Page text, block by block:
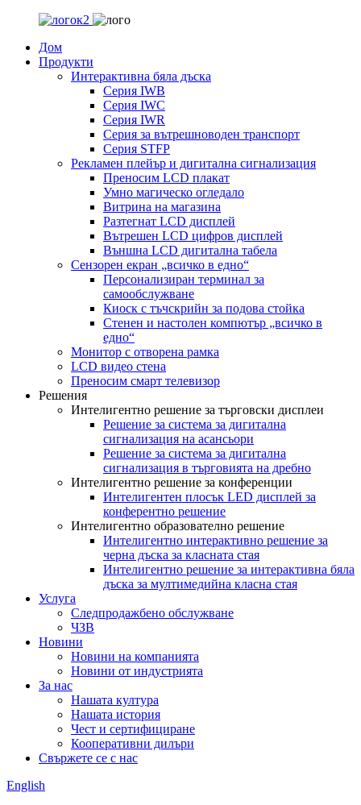
Дом
Продукти
Интерактивна бяла дъска
Серия IWB
Серия IWC
Серия IWR
Серия за вътрешноводен транспорт
Серия STFP
Рекламен плейър и дигитална сигнализация
Преносим LCD плакат
Умно магическо огледало
Витрина на магазина
Разтегнат LCD дисплей
Вътрешен LCD цифров дисплей
Външна LCD дигитална табела
Сензорен екран „всичко в едно“
Персонализиран терминал за
самообслужване
Киоск с тъчскрийн за подова стойка
Стенен и настолен компютър „всичко в
едно“
Монитор с отворена рамка
LCD видео стена
Преносим смарт телевизор
Решения
Интелигентно решение за търговски дисплеи
Решение за система за дигитална
сигнализация на асансьори
Решение за система за дигитална
сигнализация в търговията на дребно
Интелигентно решение за конференции
Интелигентен плосък LED дисплей за
конферентно решение
Интелигентно образователно решение
Интелигентно интерактивно решение за
черна дъска за класната стая
Интелигентно решение за интерактивна бяла
дъска за мултимедийна класна стая
Услуга
Следпродажбено обслужване
ЧЗВ
Новини
Новини на компанията
Новини от индустрията
За нас
Нашата култура
Нашата история
Чест и сертифициране
Кооперативни дилъри
Свържете се с нас
English